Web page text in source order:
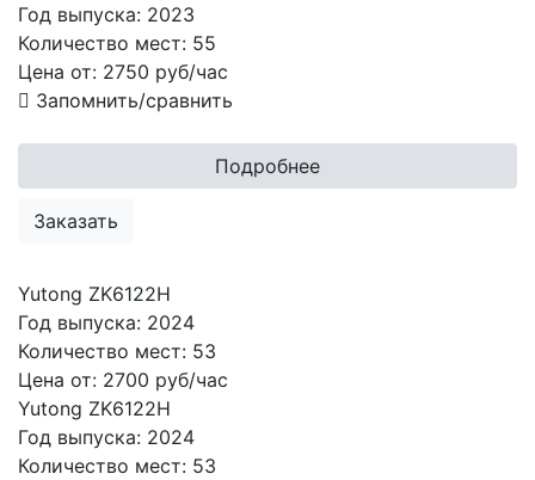
Год выпуска: 2023
Количество мест: 55
Цена от: 2750 руб/час
Запомнить/сравнить
Подробнее
Заказать
Yutong ZK6122H
Год выпуска: 2024
Количество мест: 53
Цена от: 2700 руб/час
Yutong ZK6122H
Год выпуска: 2024
Количество мест: 53